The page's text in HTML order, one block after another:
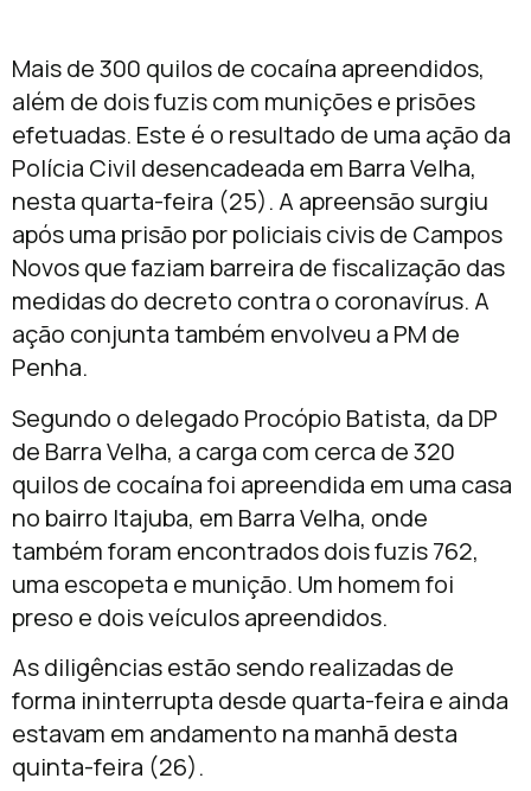
Mais de 300 quilos de cocaína apreendidos,
além de dois fuzis com munições e prisões
efetuadas. Este é o resultado de uma ação da
Polícia Civil desencadeada em Barra Velha,
nesta quarta-feira (25). A apreensão surgiu
após uma prisão por policiais civis de Campos
Novos que faziam barreira de fiscalização das
medidas do decreto contra o coronavírus. A
ação conjunta também envolveu a PM de
Penha.
Segundo o delegado Procópio Batista, da DP
de Barra Velha, a carga com cerca de 320
quilos de cocaína foi apreendida em uma casa
no bairro Itajuba, em Barra Velha, onde
também foram encontrados dois fuzis 762,
uma escopeta e munição. Um homem foi
preso e dois veículos apreendidos.
As diligências estão sendo realizadas de
forma ininterrupta desde quarta-feira e ainda
estavam em andamento na manhã desta
quinta-feira (26).